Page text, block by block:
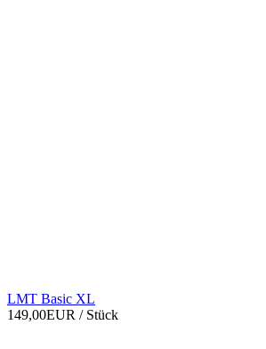
LMT Basic XL
149,00EUR / Stück